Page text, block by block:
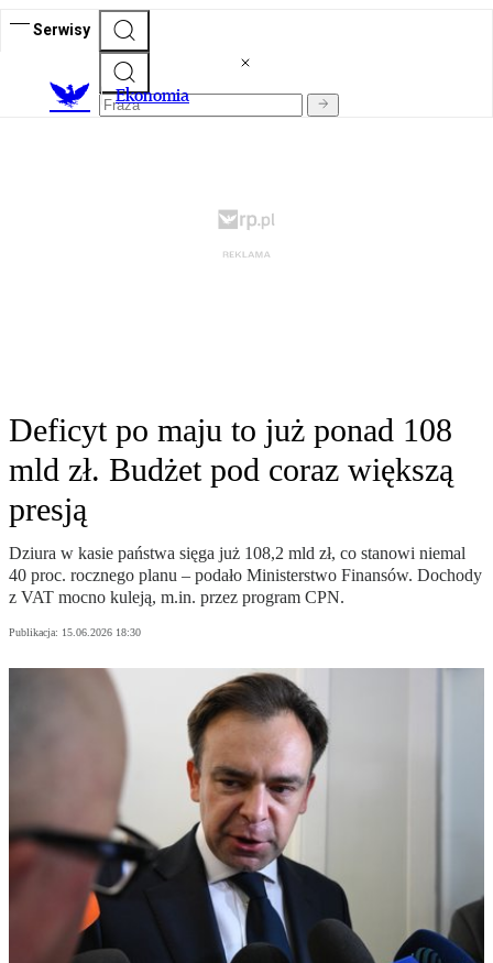
Serwisy
Ekonomia
Deficyt po maju to już ponad 108
mld zł. Budżet pod coraz większą
presją
Dziura w kasie państwa sięga już 108,2 mld zł, co stanowi niemal
40 proc. rocznego planu – podało Ministerstwo Finansów. Dochody
z VAT mocno kuleją, m.in. przez program CPN.
Publikacja: 15.06.2026 18:30